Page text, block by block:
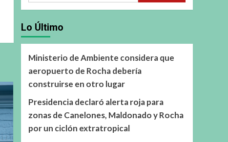
Lo Último
Ministerio de Ambiente considera que
aeropuerto de Rocha debería
construirse en otro lugar
Presidencia declaró alerta roja para
zonas de Canelones, Maldonado y Rocha
por un ciclón extratropical